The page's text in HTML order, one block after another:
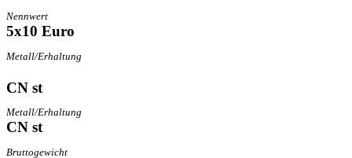
Nennwert
5x10 Euro
Metall/Erhaltung
CN st
Metall/Erhaltung
CN st
Bruttogewicht